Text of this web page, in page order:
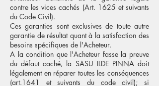
contre les vices cachés (Art. 1625 et suivants
du Code Civil).
Ces garanties sont exclusives de toute autre
garantie de résultat quant à la satisfaction des
besoins spécifiques de l'Acheteur.
A la condition que l'Acheteur fasse la preuve
du défaut caché, la SASU ILDE PINNA doit
légalement en réparer toutes les conséquences
(art.1641 et suivants du code civil); si